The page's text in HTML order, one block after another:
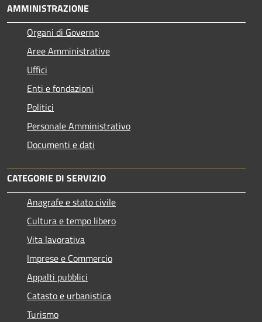
AMMINISTRAZIONE
Organi di Governo
Aree Amministrative
Uffici
Enti e fondazioni
Politici
Personale Amministrativo
Documenti e dati
CATEGORIE DI SERVIZIO
Anagrafe e stato civile
Cultura e tempo libero
Vita lavorativa
Imprese e Commercio
Appalti pubblici
Catasto e urbanistica
Turismo